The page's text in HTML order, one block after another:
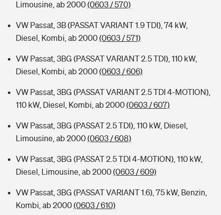
Limousine, ab 2000(0603 / 570)
VW Passat, 3B (PASSAT VARIANT 1.9 TDI), 74 kW,
Diesel, Kombi, ab 2000(0603 / 571)
VW Passat, 3BG (PASSAT VARIANT 2.5 TDI), 110 kW,
Diesel, Kombi, ab 2000(0603 / 606)
VW Passat, 3BG (PASSAT VARIANT 2.5 TDI 4-MOTION),
110 kW, Diesel, Kombi, ab 2000(0603 / 607)
VW Passat, 3BG (PASSAT 2.5 TDI), 110 kW, Diesel,
Limousine, ab 2000(0603 / 608)
VW Passat, 3BG (PASSAT 2.5 TDI 4-MOTION), 110 kW,
Diesel, Limousine, ab 2000(0603 / 609)
VW Passat, 3BG (PASSAT VARIANT 1.6), 75 kW, Benzin,
Kombi, ab 2000(0603 / 610)